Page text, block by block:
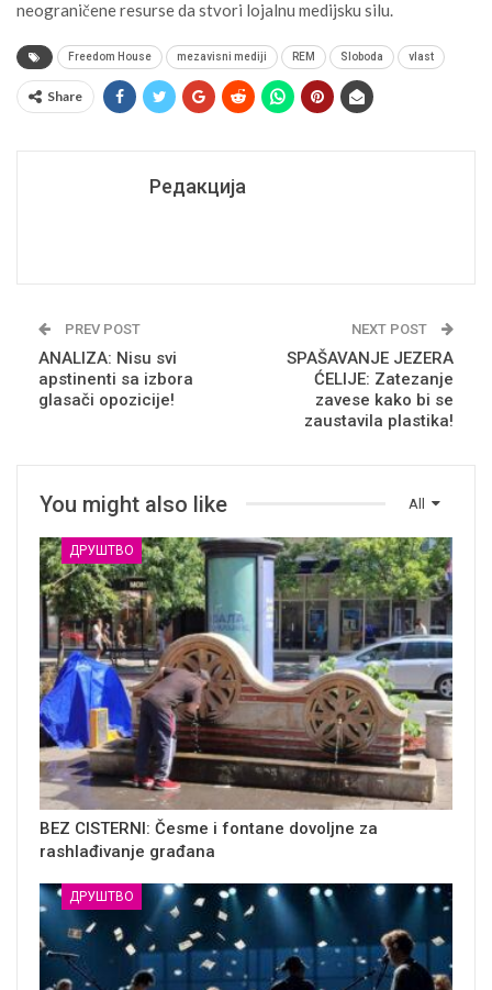
neograničene resurse da stvori lojalnu medijsku silu.
Freedom House mezavisni mediji REM Sloboda vlast
Share
Редакција
PREV POST
ANALIZA: Nisu svi
apstinenti sa izbora
glasači opozicije!
NEXT POST
SPAŠAVANJE JEZERA
ĆELIJE: Zatezanje
zavese kako bi se
zaustavila plastika!
All
You might also like
ДРУШТВО
BEZ CISTERNI: Česme i fontane dovoljne za
rashlađivanje građana
ДРУШТВО